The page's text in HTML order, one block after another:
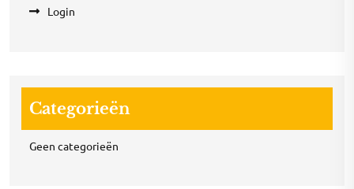
Login
Categorieën
Geen categorieën